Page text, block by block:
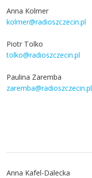
Anna Kolmer
kolmer@radioszczecin.pl
Piotr Tolko
tolko@radioszczecin.pl
Paulina Zaremba
zaremba@radioszczecin.pl
Anna Kafel-Dalecka